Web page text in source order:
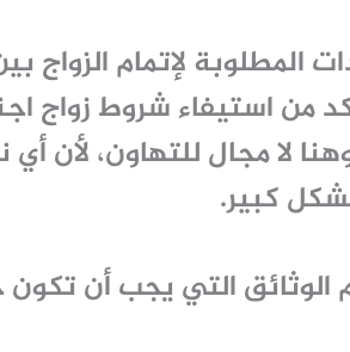
المطلوبة لإتمام
من استيفاء شروط زواج
وهنا لا مجال للتهاون،
كبير.
الوثائق التي يجب أن تكون